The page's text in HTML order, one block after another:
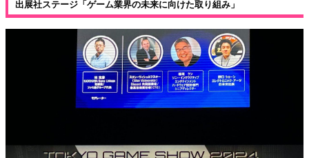
出展社ステージ「ゲーム業界の未来に向けた取り組み」